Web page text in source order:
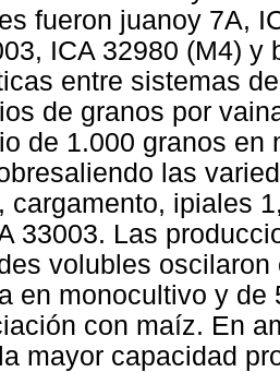
fueron juanoy 7A,
ICA 32980 (M4)
entre sistemas
de granos por
de 1.000 granos
las
cargamento, ipiales
33003. Las
volubles
en monocultivo y
con maíz. En
mayor capacidad